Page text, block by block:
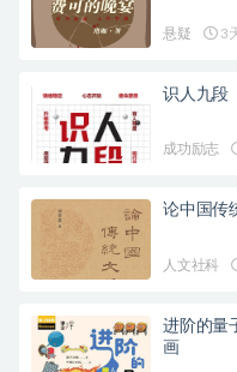
悬疑 3
识人九段
成功励志
论中国传
人文社科
进阶的量
画